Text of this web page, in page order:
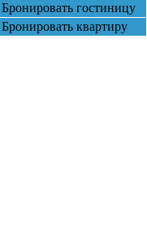
Бронировать гостиницу
Бронировать квартиру